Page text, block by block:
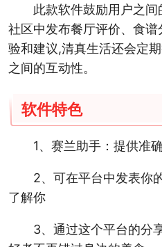
此款软件鼓励用户之
社区中发布餐厅评价、食
验和建议,清真生活还会定
之间的互动性。
软件特色
1、赛兰助手：提供准
2、可在平台中发表你
了解你
3、通过这个平台的分